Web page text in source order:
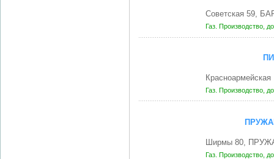
Советская 59,
Газ. Производство,
Газ. Производство,
Ширмы 80,
Газ. Производство,